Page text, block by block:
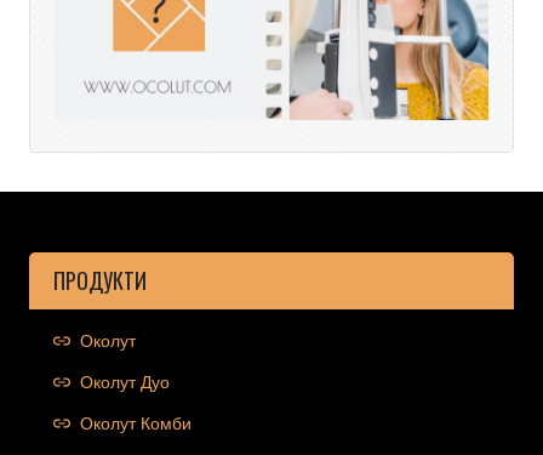
ПРОДУКТИ
Околут
Околут Дуо
Околут Комби